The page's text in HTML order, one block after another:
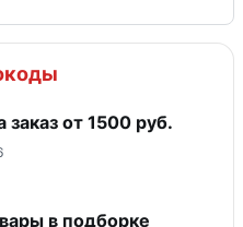
заказ от 1500 руб.
в подборке